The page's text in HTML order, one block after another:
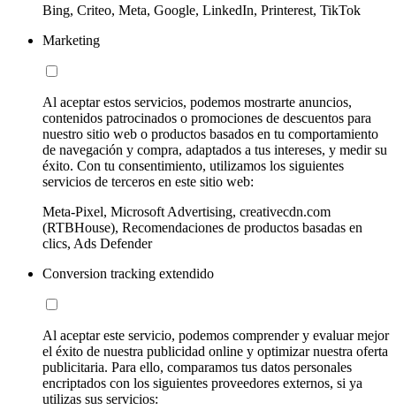
Bing, Criteo, Meta, Google, LinkedIn, Printerest, TikTok
Marketing
Al aceptar estos servicios, podemos mostrarte anuncios,
contenidos patrocinados o promociones de descuentos para
nuestro sitio web o productos basados en tu comportamiento
de navegación y compra, adaptados a tus intereses, y medir su
éxito. Con tu consentimiento, utilizamos los siguientes
servicios de terceros en este sitio web:
Meta-Pixel, Microsoft Advertising, creativecdn.com
(RTBHouse), Recomendaciones de productos basadas en
clics, Ads Defender
Conversion tracking extendido
Al aceptar este servicio, podemos comprender y evaluar mejor
el éxito de nuestra publicidad online y optimizar nuestra oferta
publicitaria. Para ello, comparamos tus datos personales
encriptados con los siguientes proveedores externos, si ya
utilizas sus servicios: